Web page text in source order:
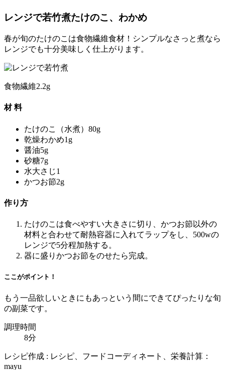
レンジで若竹煮たけのこ、わかめ
春が旬のたけのこは食物繊維食材！シンプルなさっと煮なら
レンジでも十分美味しく仕上がります。
食物繊維2.2g
材 料
たけのこ（水煮） 80g
乾燥わかめ1g
醤油5g
砂糖7g
水大さじ1
かつお節2g
作り方
たけのこは食べやすい大きさに切り、かつお節以外の
材料と合わせて耐熱容器に入れてラップをし、500wの
レンジで5分程加熱する。
器に盛りかつお節をのせたら完成。
ここがポイント！
もう一品欲しいときにもあっという間にできてぴったりな旬
の副菜です。
調理時間
8分
レシピ作成 : レシピ、フードコーディネート、栄養計算：
mayu